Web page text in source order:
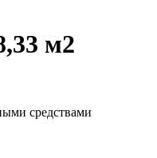
м2
средствами